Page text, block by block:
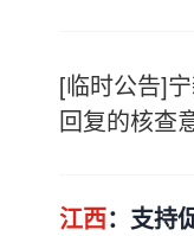
[临时公告]
回复的核查
江西：支持